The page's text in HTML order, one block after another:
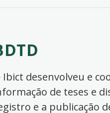
Ibict desenvolveu e
de teses e
e a publicação